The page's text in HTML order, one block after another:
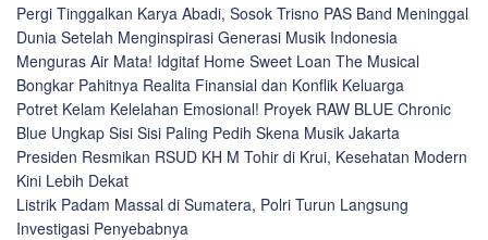
Pergi Tinggalkan Karya Abadi, Sosok Trisno PAS Band Meninggal
Dunia Setelah Menginspirasi Generasi Musik Indonesia
Menguras Air Mata! Idgitaf Home Sweet Loan The Musical
Bongkar Pahitnya Realita Finansial dan Konflik Keluarga
Potret Kelam Kelelahan Emosional! Proyek RAW BLUE Chronic
Blue Ungkap Sisi Sisi Paling Pedih Skena Musik Jakarta
Presiden Resmikan RSUD KH M Tohir di Krui, Kesehatan Modern
Kini Lebih Dekat
Listrik Padam Massal di Sumatera, Polri Turun Langsung
Investigasi Penyebabnya